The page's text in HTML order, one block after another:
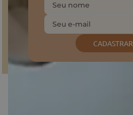
CADASTRAR